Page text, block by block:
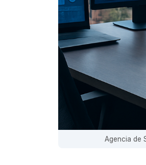
Agencia de